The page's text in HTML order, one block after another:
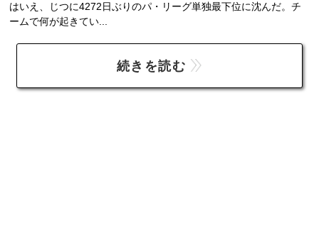
はいえ、じつに4272日ぶりのパ・リーグ単独最下位に沈んだ。チ
ームで何が起きてい...
続きを読む